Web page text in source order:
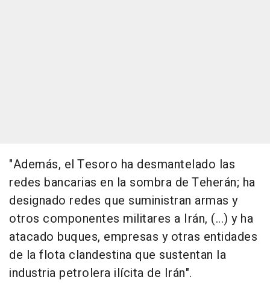
"Además, el Tesoro ha desmantelado las
redes bancarias en la sombra de Teherán; ha
designado redes que suministran armas y
otros componentes militares a Irán, (...) y ha
atacado buques, empresas y otras entidades
de la flota clandestina que sustentan la
industria petrolera ilícita de Irán".